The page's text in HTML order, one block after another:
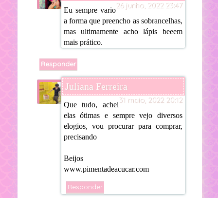
26 junho, 2022 23:47
Eu sempre vario
a forma que preencho as sobrancelhas,
mas ultimamente acho lápis beeem
mais prático.
Responder
Juliana Ferreira
31 maio, 2022 20:12
Que tudo, achei
elas ótimas e sempre vejo diversos
elogios, vou procurar para comprar,
precisando
Beijos
www.pimentadeacucar.com
Responder